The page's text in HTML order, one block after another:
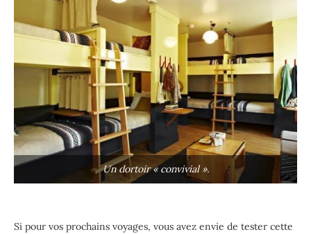
Un dortoir « convivial ».
Si pour vos prochains voyages, vous avez envie de tester cette